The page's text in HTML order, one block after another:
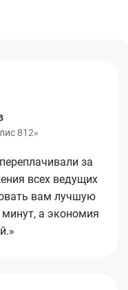
812»
за
всех ведущих
вам лучшую
а экономия